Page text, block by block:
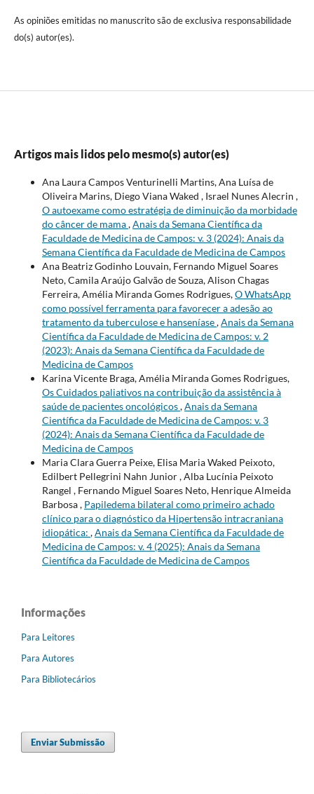
As opiniões emitidas no manuscrito são de exclusiva responsabilidade
do(s) autor(es).
Artigos mais lidos pelo mesmo(s) autor(es)
Ana Laura Campos Venturinelli Martins, Ana Luísa de
Oliveira Marins, Diego Viana Waked , Israel Nunes Alecrin ,
O autoexame como estratégia de diminuição da morbidade
do câncer de mama,Anais da Semana Científica da
Faculdade de Medicina de Campos: v. 3 (2024): Anais da
Semana Científica da Faculdade de Medicina de Campos
Ana Beatriz Godinho Louvain, Fernando Miguel Soares
Neto, Camila Araújo Galvão de Souza, Alison Chagas
Ferreira, Amélia Miranda Gomes Rodrigues,O WhatsApp
como possível ferramenta para favorecer a adesão ao
tratamento da tuberculose e hanseníase,Anais da Semana
Científica da Faculdade de Medicina de Campos: v. 2
(2023): Anais da Semana Científica da Faculdade de
Medicina de Campos
Karina Vicente Braga, Amélia Miranda Gomes Rodrigues,
Os Cuidados paliativos na contribuição da assistência à
saúde de pacientes oncológicos,Anais da Semana
Científica da Faculdade de Medicina de Campos: v. 3
(2024): Anais da Semana Científica da Faculdade de
Medicina de Campos
Maria Clara Guerra Peixe, Elisa Maria Waked Peixoto,
Edilbert Pellegrini Nahn Junior , Alba Lucínia Peixoto
Rangel , Fernando Miguel Soares Neto, Henrique Almeida
Barbosa , Papiledema bilateral como primeiro achado
clínico para o diagnóstico da Hipertensão intracraniana
idiopática: ,Anais da Semana Científica da Faculdade de
Medicina de Campos: v. 4 (2025): Anais da Semana
Científica da Faculdade de Medicina de Campos
Informações
Para Leitores
Para Autores
Para Bibliotecários
Enviar Submissão